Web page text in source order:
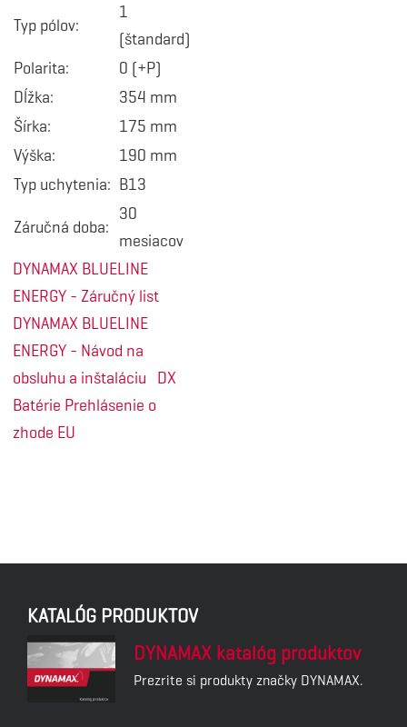
Typ pólov:
1
(štandard)
Polarita:
0 (+P)
Dĺžka:
354 mm
Šírka:
175 mm
Výška:
190 mm
Typ uchytenia: B13
Záručná doba:
30
mesiacov
DYNAMAX BLUELINE
ENERGY - Záručný list
DYNAMAX BLUELINE
ENERGY - Návod na
obsluhu a inštaláciu
DX
Batérie Prehlásenie o
zhode EU
KATALÓG PRODUKTOV
DYNAMAX katalóg produktov
Prezrite si produkty značky DYNAMAX.